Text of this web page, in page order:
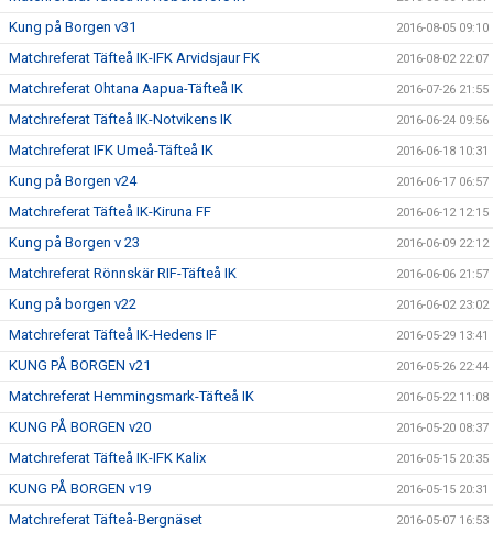
Kung på Borgen v31 2016-08-05 09:10
Matchreferat Täfteå IK-IFK Arvidsjaur FK 2016-08-02 22:07
Matchreferat Ohtana Aapua-Täfteå IK 2016-07-26 21:55
Matchreferat Täfteå IK-Notvikens IK 2016-06-24 09:56
Matchreferat IFK Umeå-Täfteå IK 2016-06-18 10:31
Kung på Borgen v24 2016-06-17 06:57
Matchreferat Täfteå IK-Kiruna FF 2016-06-12 12:15
Kung på Borgen v 23 2016-06-09 22:12
Matchreferat Rönnskär RIF-Täfteå IK 2016-06-06 21:57
Kung på borgen v22 2016-06-02 23:02
Matchreferat Täfteå IK-Hedens IF 2016-05-29 13:41
KUNG PÅ BORGEN v21 2016-05-26 22:44
Matchreferat Hemmingsmark-Täfteå IK 2016-05-22 11:08
KUNG PÅ BORGEN v20 2016-05-20 08:37
Matchreferat Täfteå IK-IFK Kalix 2016-05-15 20:35
KUNG PÅ BORGEN v19 2016-05-15 20:31
Matchreferat Täfteå-Bergnäset 2016-05-07 16:53